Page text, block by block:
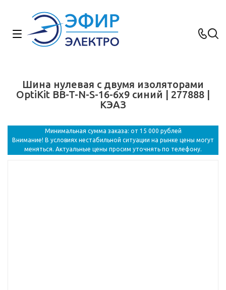
Шина нулевая с двумя изоляторами
OptiKit BB-T-N-S-16-6х9 синий | 277888 |
КЭАЗ
Минимальная сумма заказа: от 15 000 рублей
Внимание! В условиях нестабильной ситуации на рынке цены могут
меняться. Актуальные цены просим уточнять по телефону.